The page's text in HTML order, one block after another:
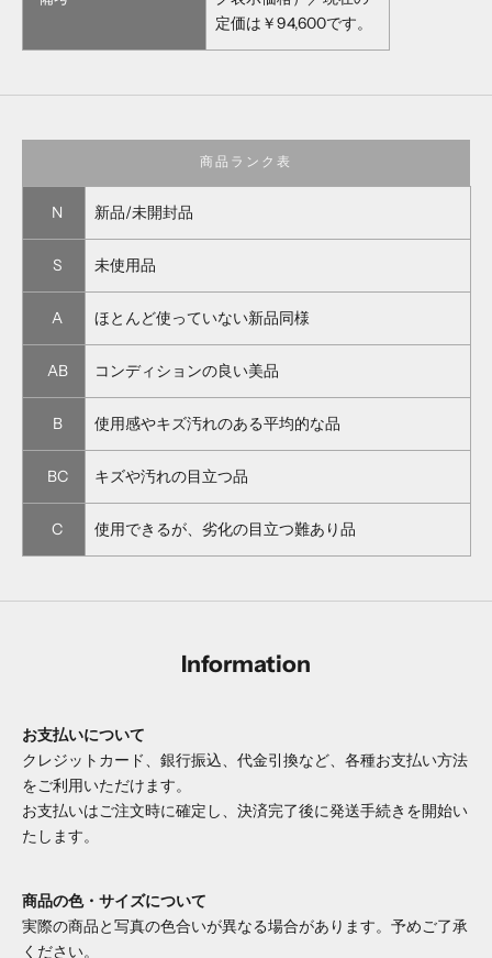
定価は￥94,600です。
商品ランク表
N 新品/未開封品
S 未使用品
A ほとんど使っていない新品同様
AB コンディションの良い美品
B 使用感やキズ汚れのある平均的な品
BC キズや汚れの目立つ品
C 使用できるが、劣化の目立つ難あり品
Information
お支払いについて
クレジットカード、銀行振込、代金引換など、各種お支払い方法
をご利用いただけます。
お支払いはご注文時に確定し、決済完了後に発送手続きを開始い
たします。
商品の色・サイズについて
実際の商品と写真の色合いが異なる場合があります。予めご了承
ください。